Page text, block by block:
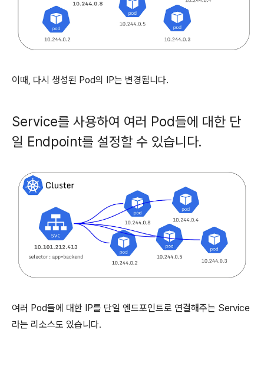
이때, 다시 생성된 Pod의 IP는 변경됩니다.
Service를 사용하여 여러 Pod들에 대한 단
일 Endpoint를 설정할 수 있습니다.
여러 Pod들에 대한 IP를 단일 엔드포인트로 연결해주는 Service
라는 리소스도 있습니다.